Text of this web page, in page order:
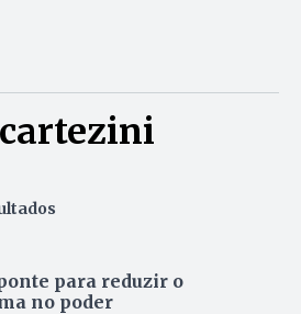
para reduzir o
no poder